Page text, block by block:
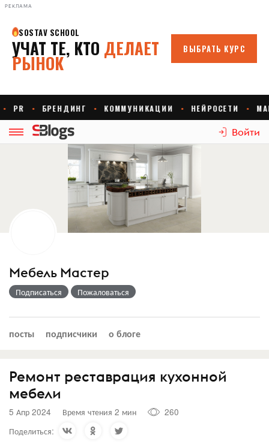
РЕКЛАМА
Войти
Мебель Мастер
Подписаться Пожаловаться
посты подписчики о блоге
Ремонт реставрация кухонной
мебели
5 Апр 2024 Время чтения 2 мин
260
Поделиться: